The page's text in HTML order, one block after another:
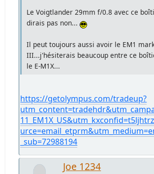
Le Voigtlander 29mm f/0.8 avec ce
dirais pas non...
Il peut toujours aussi avoir le EM1
III...j'hésiterais beaucoup entre ce
le E-M1X...
https://getolympus.com/tradeup?
_sub=72988194
Joe 1234